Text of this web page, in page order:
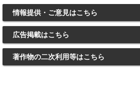
情報提供・ご意見はこちら
広告掲載はこちら
著作物の二次利用等はこちら